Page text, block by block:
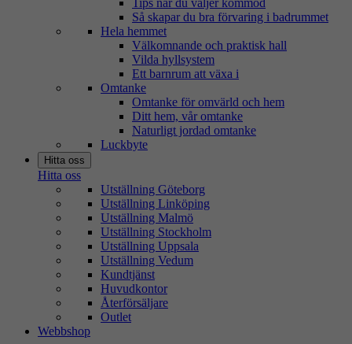
Tips när du väljer kommod
Så skapar du bra förvaring i badrummet
Hela hemmet
Välkomnande och praktisk hall
Vilda hyllsystem
Ett barnrum att växa i
Omtanke
Omtanke för omvärld och hem
Ditt hem, vår omtanke
Naturligt jordad omtanke
Luckbyte
Hitta oss
Hitta oss
Utställning Göteborg
Utställning Linköping
Utställning Malmö
Utställning Stockholm
Utställning Uppsala
Utställning Vedum
Kundtjänst
Huvudkontor
Återförsäljare
Outlet
Webbshop